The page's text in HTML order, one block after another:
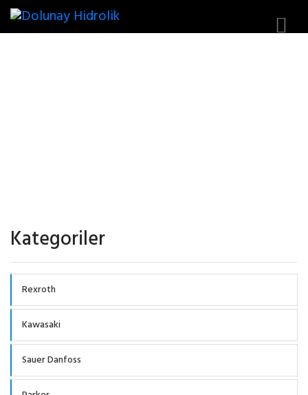
Kategoriler
Rexroth
Kawasaki
Sauer Danfoss